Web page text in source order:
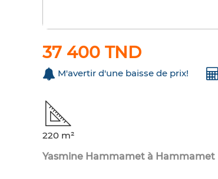
37 400 TND
M'avertir d'une baisse de prix!
220 m²
Yasmine Hammamet à Hammamet